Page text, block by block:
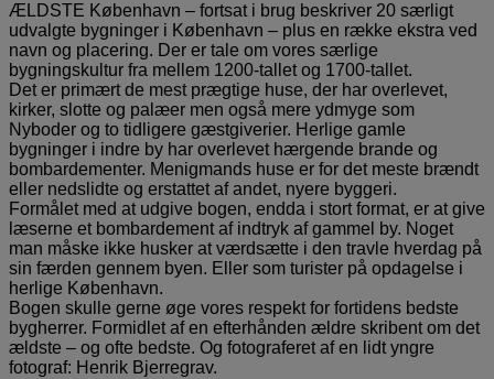
ÆLDSTE København – fortsat i brug beskriver 20 særligt
udvalgte bygninger i København – plus en række ekstra ved
navn og placering. Der er tale om vores særlige
bygningskultur fra mellem 1200-tallet og 1700-tallet.
Det er primært de mest prægtige huse, der har overlevet,
kirker, slotte og palæer men også mere ydmyge som
Nyboder og to tidligere gæstgiverier. Herlige gamle
bygninger i indre by har overlevet hærgende brande og
bombardementer. Menigmands huse er for det meste brændt
eller nedslidte og erstattet af andet, nyere byggeri.
Formålet med at udgive bogen, endda i stort format, er at give
læserne et bombardement af indtryk af gammel by. Noget
man måske ikke husker at værdsætte i den travle hverdag på
sin færden gennem byen. Eller som turister på opdagelse i
herlige København.
Bogen skulle gerne øge vores respekt for fortidens bedste
bygherrer. Formidlet af en efterhånden ældre skribent om det
ældste – og ofte bedste. Og fotograferet af en lidt yngre
fotograf: Henrik Bjerregrav.